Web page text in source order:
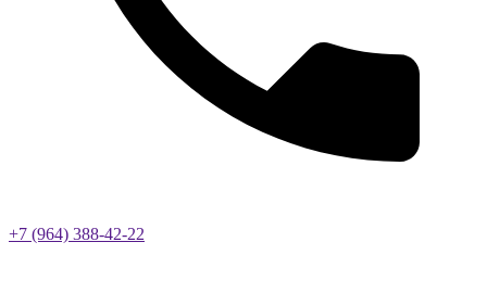
+7 (964) 388-42-22